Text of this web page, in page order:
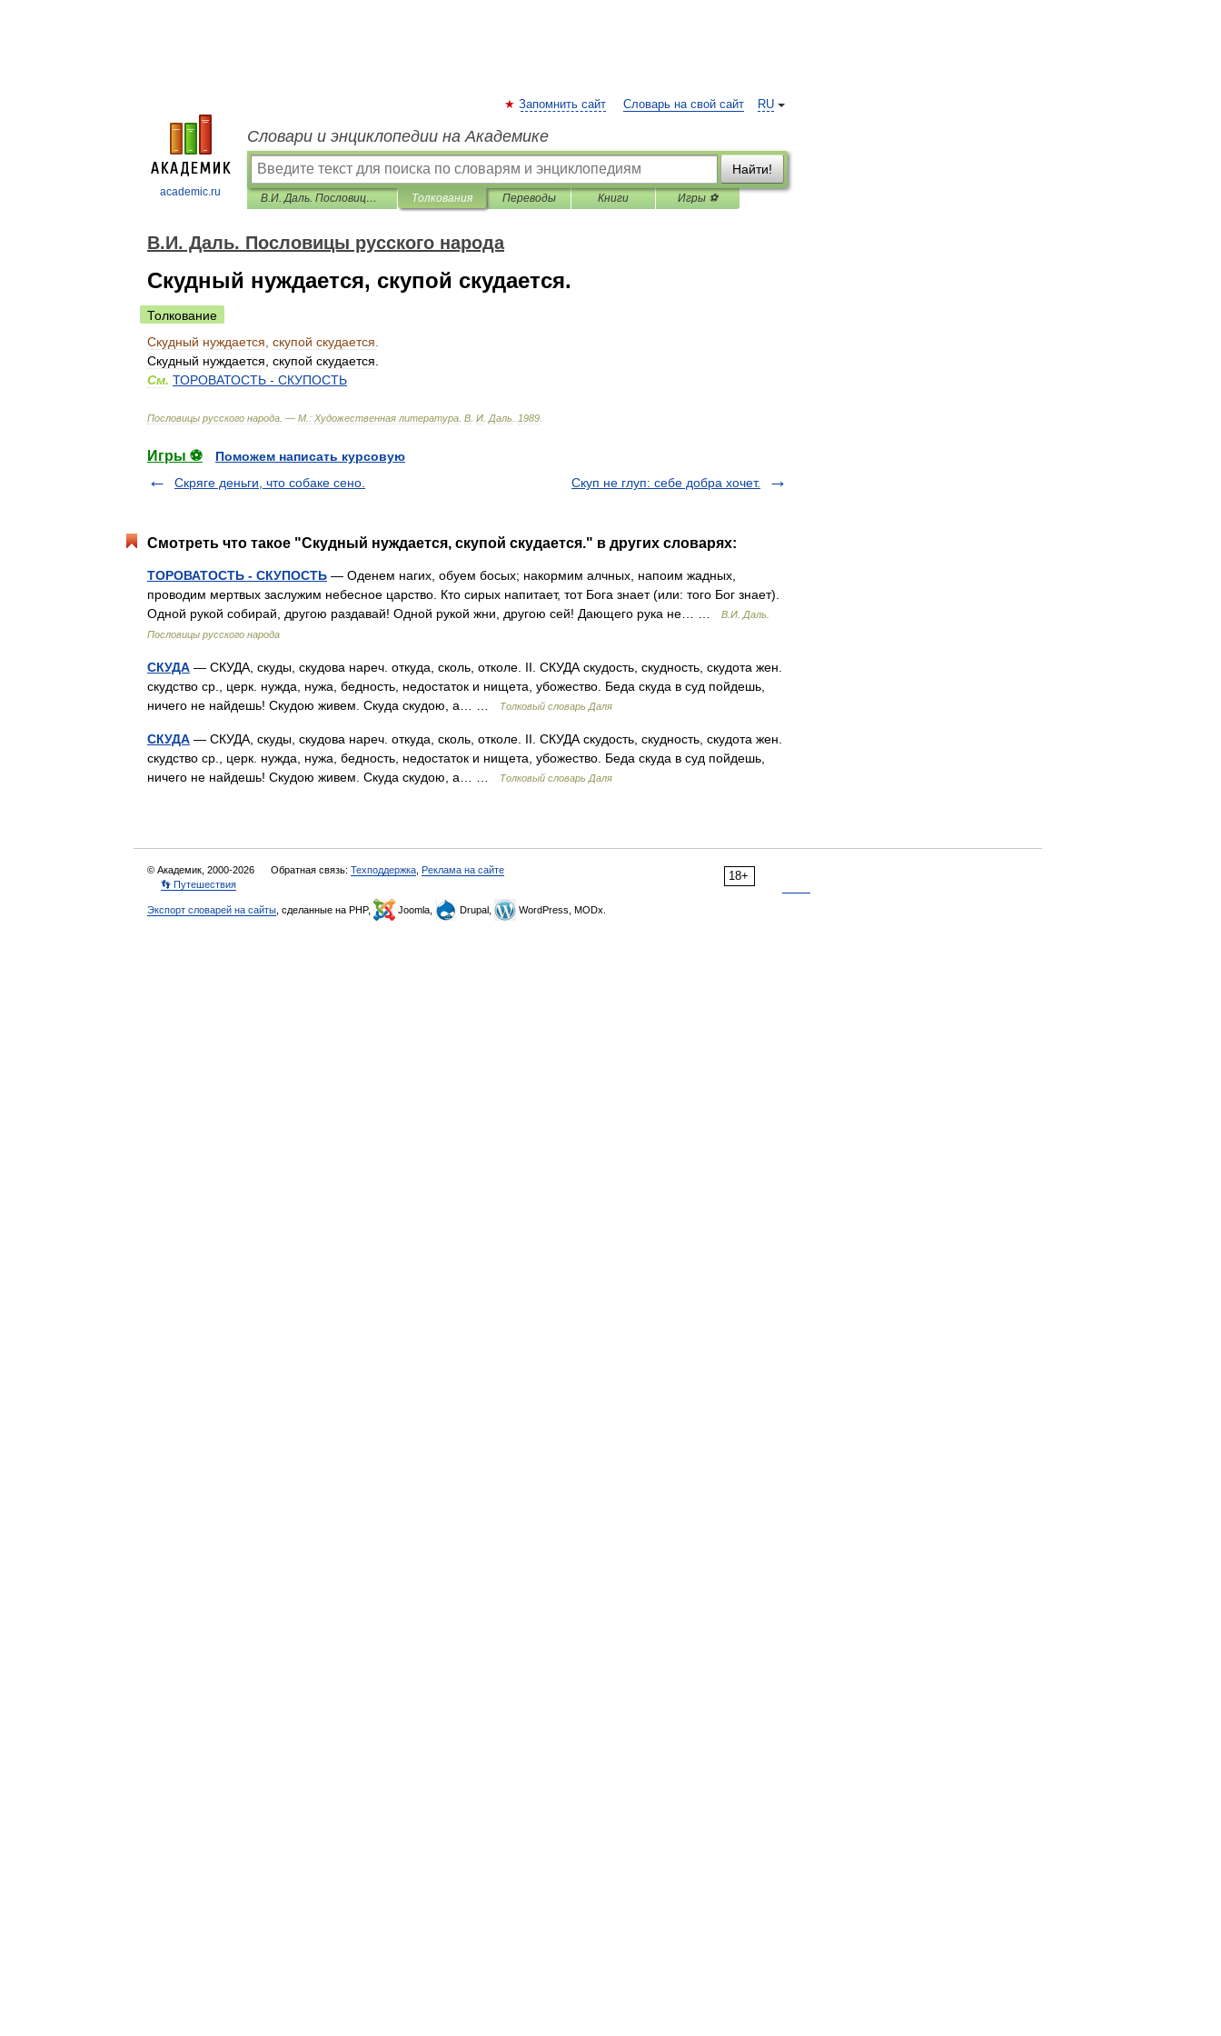
academic.ru
RU
Запомнить сайт Словарь на свой сайт
Словари и энциклопедии на Академике
Найти!
В.И. Даль. Пословицы русского народа Толкования Переводы Книги Игры ⚽
В.И. Даль. Пословицы русского народа
Скудный нуждается, скупой скудается.
Толкование
Скудный нуждается скупой скудается
Скудный нуждается скупой скудается
См. ТОРОВАТОСТЬ - СКУПОСТЬ
Пословицы русского народа . — М : Художественная литература В И Даль 1989
Игры ⚽
Поможем написать курсовую
Скряге деньги, что собаке сено.
Скуп не глуп: себе добра хочет.
Смотреть что такое "Скудный нуждается, скупой скудается." в других словарях:
ТОРОВАТОСТЬ - СКУПОСТЬ — Оденем нагих, обуем босых; накормим алчных, напоим жадных,
проводим мертвых заслужим небесное царство. Кто сирых напитает, тот Бога знает (или: того Бог знает).
Одной рукой собирай, другою раздавай! Одной рукой жни, другою сей! Дающего рука не… …
В.И. Даль.
Пословицы русского народа
СКУДА — СКУДА, скуды, скудова нареч. откуда, сколь, отколе. II. СКУДА скудость, скудность, скудота жен.
скудство ср., церк. нужда, нужа, бедность, недостаток и нищета, убожество. Беда скуда в суд пойдешь,
ничего не найдешь! Скудою живем. Скуда скудою, а… …
Толковый словарь Даля
СКУДА — СКУДА, скуды, скудова нареч. откуда, сколь, отколе. II. СКУДА скудость, скудность, скудота жен.
скудство ср., церк. нужда, нужа, бедность, недостаток и нищета, убожество. Беда скуда в суд пойдешь,
ничего не найдешь! Скудою живем. Скуда скудою, а… …
Толковый словарь Даля
18+
© Академик, 2000-2026 Обратная связь: Техподдержка Реклама на сайте
👣 Путешествия
Экспорт словарей на сайты , сделанные на PHP, Joomla, Drupal, WordPress, MODx.